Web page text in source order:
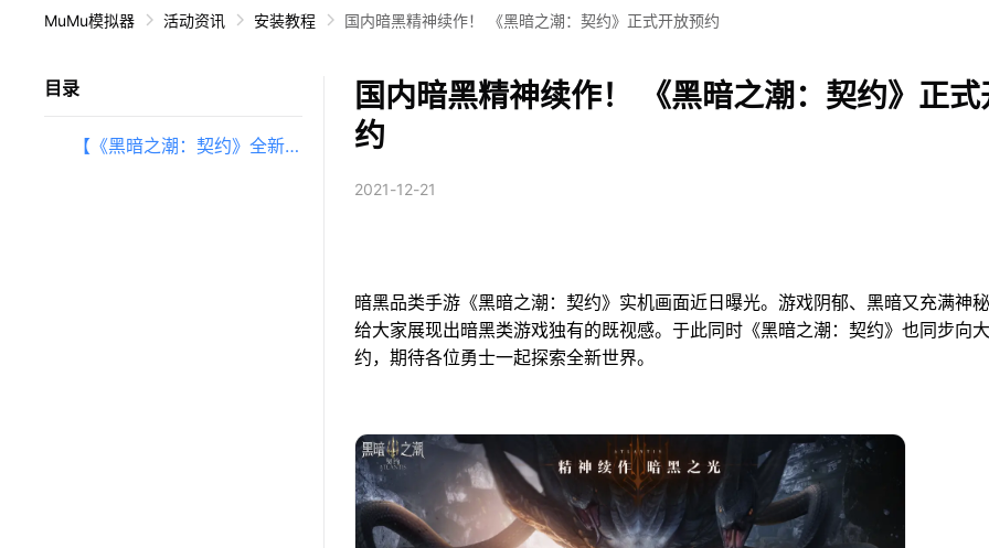
MuMu模拟器 活动资讯 安装教程 国内暗黑精神续作！ 《黑暗之潮：契约》正式开放预约
目录
【《黑暗之潮：契约》全新
国内暗黑精神续作！ 《黑暗之潮：契约》正
约
2021-12-21
暗黑品类手游《黑暗之潮：契约》实机画面近日曝光。游戏阴郁、黑暗又充满神秘
给大家展现出暗黑类游戏独有的既视感。于此同时《黑暗之潮：契约》也同步向
约，期待各位勇士一起探索全新世界。